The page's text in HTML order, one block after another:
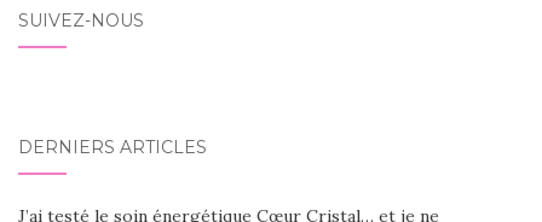
SUIVEZ-NOUS
DERNIERS ARTICLES
J’ai testé le soin énergétique Cœur Cristal… et je ne